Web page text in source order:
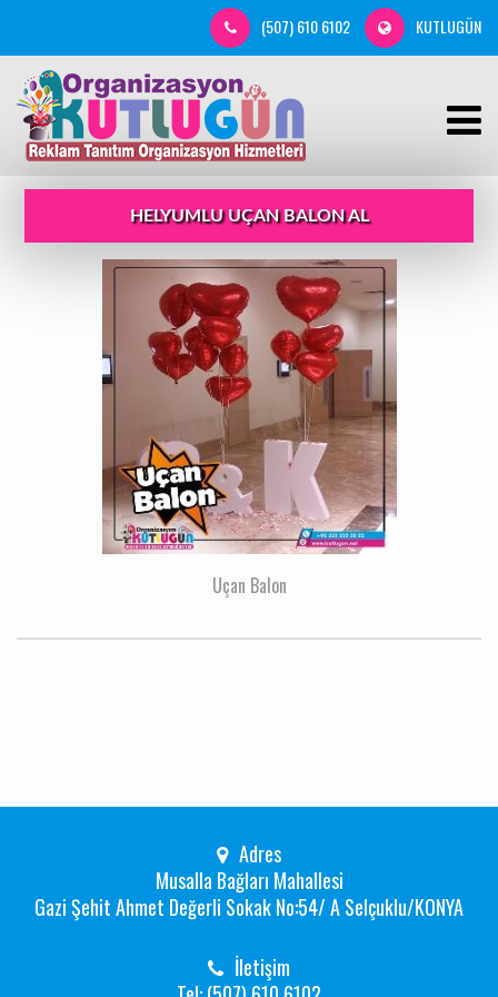
(507) 610 6102 KUTLUGÜN
HELYUMLU UÇAN BALON AL
Uçan Balon
Adres
Musalla Bağları Mahallesi
Gazi Şehit Ahmet Değerli Sokak No:54/ A Selçuklu/KONYA
İletişim